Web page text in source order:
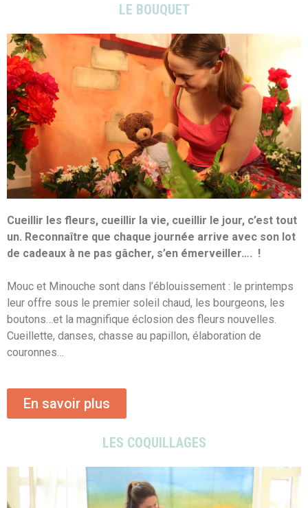
LE BOUQUET
Cueillir les fleurs, cueillir la vie, cueillir le jour, c’est tout
un. Reconnaître que chaque journée arrive avec son lot
de cadeaux à ne pas gâcher, s’en émerveiller…. !
Mouc et Minouche sont dans l’éblouissement : le printemps
leur offre sous le premier soleil chaud, les bourgeons, les
boutons…et la magnifique éclosion des fleurs nouvelles.
Cueillette, danses, chasse au papillon, élaboration de
couronnes…
En savoir plus
LES COQUILLAGES